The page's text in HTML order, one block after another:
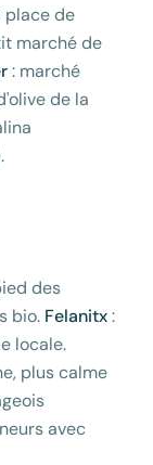
place de
marché de
: marché
de la
des
bio. Felanitx:
locale.
plus calme
avec